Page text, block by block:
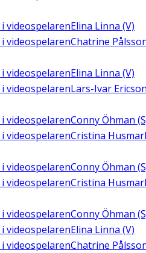
i videospelarenElina Linna (V)
i videospelarenChatrine
i videospelarenElina Linna (V)
i videospelarenLars-Ivar
i videospelarenConny Öhman
i videospelarenCristina
i videospelarenConny Öhman
i videospelarenCristina
i videospelarenConny Öhman
i videospelarenElina Linna (V)
i videospelarenChatrine